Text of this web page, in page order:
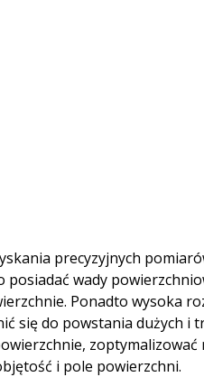
precyzyjnych
wady
Ponadto wysoka
się do powstania dużych i
i pole powierzchni.